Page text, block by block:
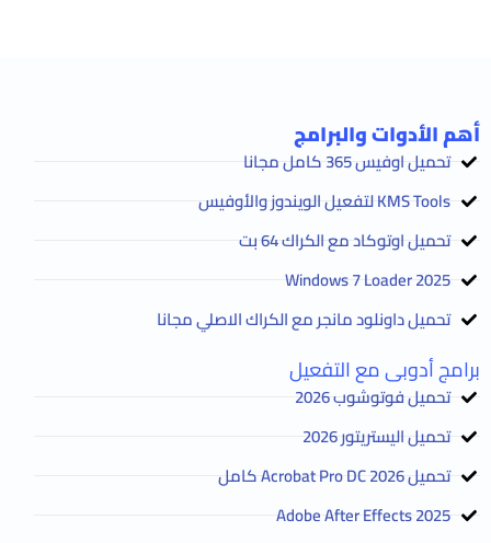
أهم الأدوات والبرامج
تحميل اوفيس 365 كامل مجانا
KMS Tools لتفعيل الويندوز والأوفيس
تحميل اوتوكاد مع الكراك 64 بت
2025 Windows 7 Loader
تحميل داونلود مانجر مع الكراك الاصلي مجانا
برامج أدوبى مع التفعيل
تحميل فوتوشوب 2026
تحميل اليستريتور 2026
تحميل Acrobat Pro DC 2026 كامل
Adobe After Effects 2025